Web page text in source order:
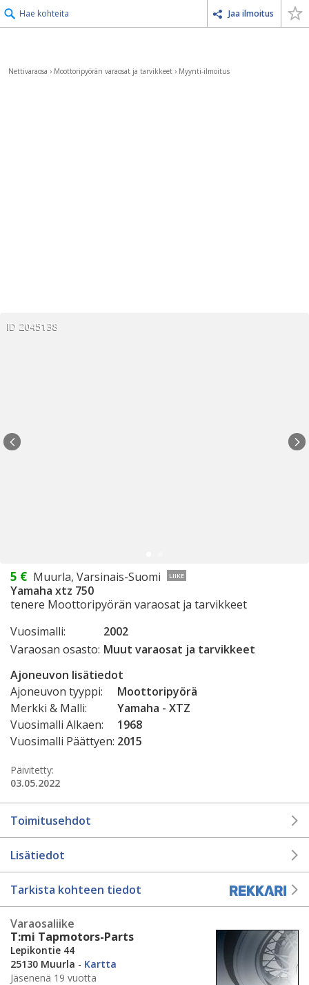
Hae kohteita Jaa ilmoitus
Nettivaraosa › Moottoripyörän varaosat ja tarvikkeet › Myynti-ilmoitus
ID 2045138
5 € Muurla, Varsinais-Suomi LIIKE
Yamaha xtz 750
tenere Moottoripyörän varaosat ja tarvikkeet
Vuosimalli:
2002
Varaosan osasto: Muut varaosat ja tarvikkeet
Ajoneuvon lisätiedot
Ajoneuvon tyyppi:
Moottoripyörä
Merkki & Malli:
Yamaha - XTZ
Vuosimalli Alkaen:
1968
Vuosimalli Päättyen: 2015
Päivitetty:
03.05.2022
Toimitusehdot
Lisätiedot
Tarkista kohteen tiedot
Varaosaliike
T:mi Tapmotors-Parts
Lepikontie 44
25130 Muurla - Kartta
Jäsenenä 19 vuotta